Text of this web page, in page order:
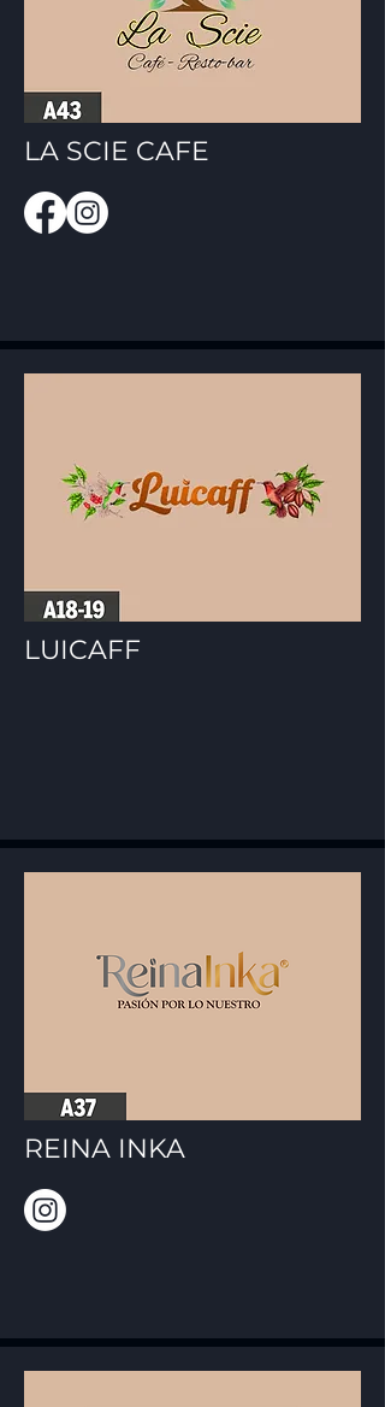
LA SCIE CAFE
LUICAFF
REINA INKA